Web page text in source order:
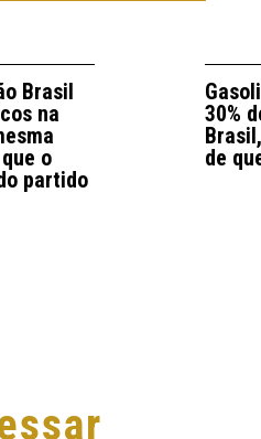
Brasil
na
o
partido
30%
de